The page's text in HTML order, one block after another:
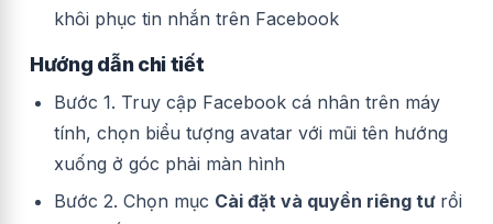
khôi phục tin nhắn trên Facebook
Hướng dẫn chi tiết
Bước 1. Truy cập Facebook cá nhân trên máy
tính, chọn biểu tượng avatar với mũi tên hướng
xuống ở góc phải màn hình
Bước 2. Chọn mục Cài đặt và quyền riêng tư rồi